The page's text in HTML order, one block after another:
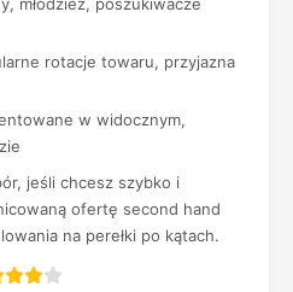
rotacje towaru, przyjazna
w widocznym,
jeśli chcesz szybko i
ofertę second hand
na perełki po kątach.